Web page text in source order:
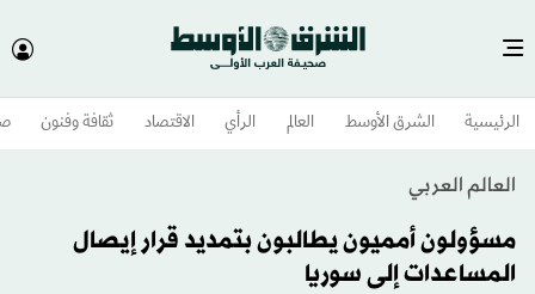
الرئيسية الشرق الأوسط​ العالم الرأي الاقتصاد ثقافة وفنون
العالم العربي
مسؤولون أمميون يطالبون بتمديد قرار إيصال
المساعدات إلى سوريا